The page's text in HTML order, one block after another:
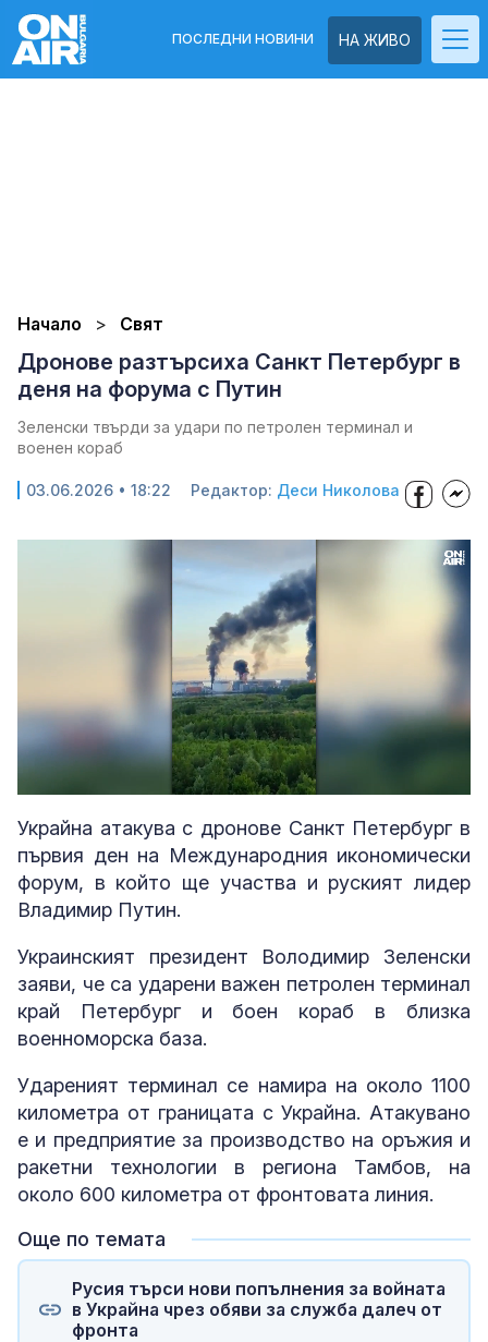
НА ЖИВО
ПОСЛЕДНИ НОВИНИ
Начало Свят
Дронове разтърсиха Санкт Петербург в
деня на форума с Путин
Зеленски твърди за удари по петролен терминал и
военен кораб
03.06.2026 • 18:22 Редактор: Деси Николова
Loaded:
34.33%
Украйна атакува с дронове Санкт Петербург в
първия ден на Международния икономически
форум, в който ще участва и руският лидер
Владимир Путин.
Украинският президент Володимир Зеленски
заяви, че са ударени важен петролен терминал
край Петербург и боен кораб в близка
военноморска база.
Удареният терминал се намира на около 1100
километра от границата с Украйна. Атакувано
е и предприятие за производство на оръжия и
ракетни технологии в региона Тамбов, на
около 600 километра от фронтовата линия.
Още по темата
Русия търси нови попълнения за войната
в Украйна чрез обяви за служба далеч от
фронта